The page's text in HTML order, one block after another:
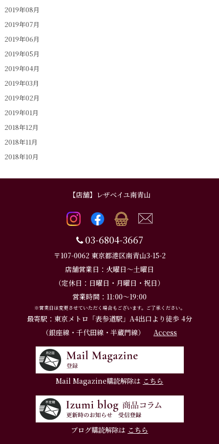
2019年08月
2019年07月
2019年06月
2019年05月
2019年04月
2019年03月
2019年02月
2019年01月
2018年12月
2018年11月
2018年10月
【店舗】レザベイユ南青山
03-6804-3667
〒107-0062 東京都港区南青山3-15-2
店舗営業日：火曜日～土曜日
（定休日：日曜日・月曜日・祝日）
営業時間：11:00～19:00
※営業日は変更させていただく場合もございます。ご了承ください。
最寄駅：東京メトロ「表参道駅」A4出口より徒歩 4分
（銀座線・千代田線・半蔵門線）
Access
Mail Magazine購読解除は こちら
ブログ購読解除は こちら